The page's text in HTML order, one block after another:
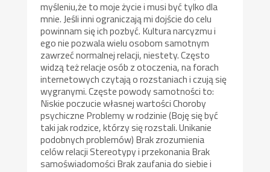
myśleniu,że to moje życie i musi być tylko dla
mnie. Jeśli inni ograniczają mi dojście do celu
powinnam się ich pozbyć. Kultura narcyzmu i
ego nie pozwala wielu osobom samotnym
zawrzeć normalnej relacji, niestety. Często
widzą też relacje osób z otoczenia, na forach
internetowych czytają o rozstaniach i czują się
wygranymi. Częste powody samotności to:
Niskie poczucie własnej wartości Choroby
psychiczne Problemy w rodzinie (Boję się być
taki jak rodzice, którzy się rozstali. Unikanie
podobnych problemów) Brak zrozumienia
celów relacji Stereotypy i przekonania Brak
samoświadomości Brak zaufania do siebie i